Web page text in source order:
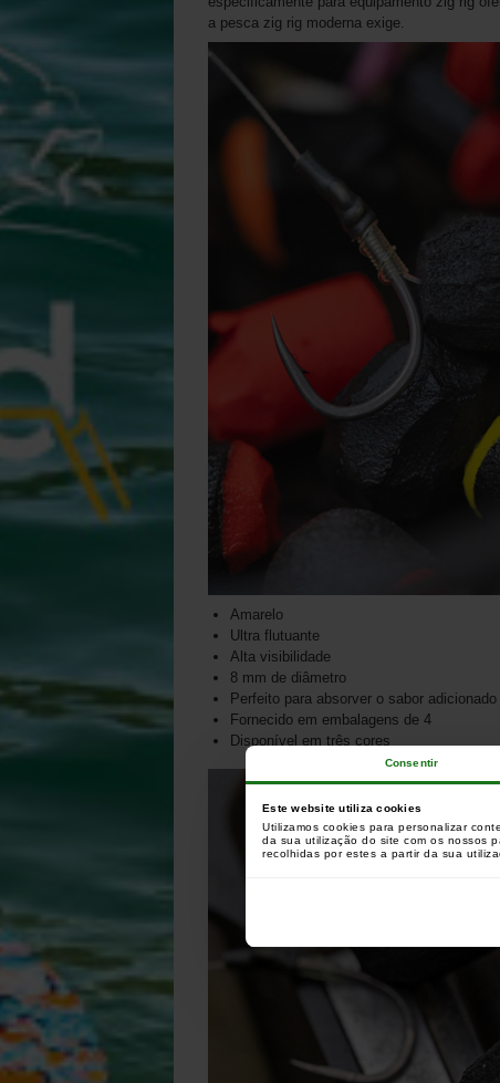
Consentir
Este website utiliza cookies
Utilizamos cookies para personalizar
da sua utilização do site com os nossos
recolhidas por estes a partir da sua
a pesca zig rig moderna exige.
Amarelo
Ultra flutuante
Alta visibilidade
8 mm de diâmetro
Perfeito para absorver o sabor adicionado
Fornecido em embalagens de 4
Disponível em três cores